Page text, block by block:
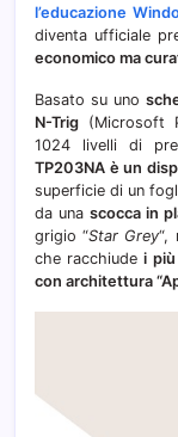
l’educazione
diventa ufficiale
economico ma
Basato su uno
N-Trig (Microsoft
1024 livelli di
TP203NA è un
superficie di un
da una scocca in
grigio “Star Grey“,
che racchiudei
con architettura